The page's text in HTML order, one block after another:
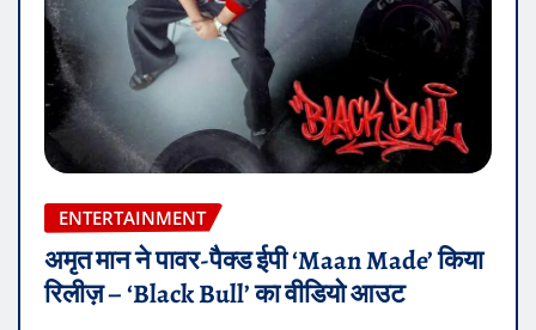
ENTERTAINMENT
अमृत मान ने पावर-पैक्ड ईपी ‘Maan Made’ किया
रिलीज़ – ‘Black Bull’ का वीडियो आउट